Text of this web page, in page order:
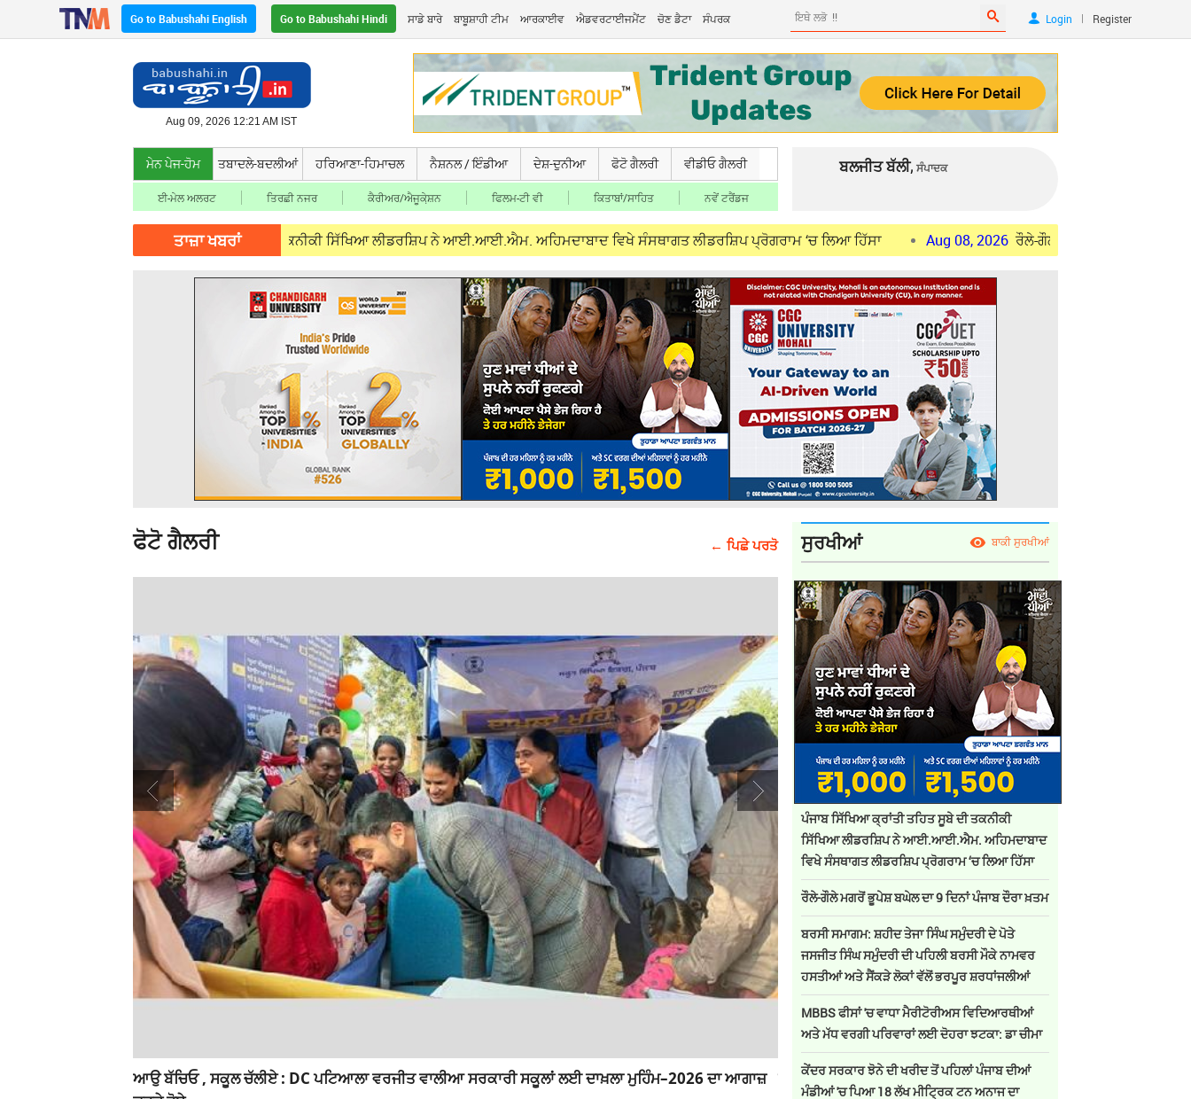
Go to Babushahi English Go to Babushahi Hindi ਸਾਡੇ ਬਾਰੇ ਬਾਬੂਸ਼ਾਹੀ ਟੀਮ ਆਰਕਾਈਵ ਐਡਵਰਟਾਈਜਮੈਂਟ ਚੋਣ ਡੈਟਾ ਸੰਪਰਕ Login | Register
Aug 09, 2026 12:21 AM IST
ਮੇਨ ਪੇਜ-ਹੋਮ ਤਬਾਦਲੇ-ਬਦਲੀਆਂ ਹਰਿਆਣਾ-ਹਿਮਾਚਲ ਨੈਸ਼ਨਲ / ਇੰਡੀਆ ਦੇਸ਼-ਦੁਨੀਆ ਫੋਟੋ ਗੈਲਰੀ ਵੀਡੀਓ ਗੈਲਰੀ
ਈ-ਮੇਲ ਅਲਰਟ ਤਿਰਛੀ ਨਜਰ ਕੈਰੀਅਰ/ਐਜੂਕੇ਼ਸ਼ਨ ਫਿਲਮ-ਟੀ ਵੀ ਕਿਤਾਬਾਂ/ਸਾਹਿਤ ਨਵੇਂ ਟਰੈਂਡਜ
ਬਲਜੀਤ ਬੱਲੀ, ਸੰਪਾਦਕ
ਤਾਜ਼ਾ ਖਬਰਾਂ
ਪੰਜਾਬ ਸਿੱਖਿਆ ਕ੍ਰਾਂਤੀ ਤਹਿਤ ਸੂਬੇ ਦੀ ਤਕਨੀਕੀ ਸਿੱਖਿਆ ਲੀਡਰਸ਼ਿਪ ਨੇ ਆਈ.ਆਈ.ਐਮ. ਅਹਿਮਦਾਬਾਦ ਵਿਖੇ ਸੰਸਥਾਗਤ ਲੀਡਰਸ਼ਿਪ ਪ੍ਰੋਗਰਾਮ ‘ਚ ਲਿਆ ਹਿੱਸਾ Aug 08, 2026 ਰੌਲੇ-ਗੌਲੇ ਮਗਰੋਂ ਭੂਪੇਸ਼ ਬਘੇਲ ਦਾ 9 ਦਿਨਾਂ ਪੰਜਾਬ
ਫੋਟੋ ਗੈਲਰੀ ← ਪਿਛੇ ਪਰਤੋ
ਆਉ ਬੱਚਿਓ , ਸਕੂਲ ਚੱਲੀਏ : DC ਪਟਿਆਲਾ ਵਰਜੀਤ ਵਾਲੀਆ ਸਰਕਾਰੀ ਸਕੂਲਾਂ ਲਈ ਦਾਖ਼ਲਾ ਮੁਹਿੰਮ–2026 ਦਾ ਆਗਾਜ਼
ਲੁਧਿਆਣਾ 'ਚ ਕਾਰੋਬਾਰੀਆਂ ਤੋਂ ਕਰੋੜਾਂ ਦੀ ਫਿਰੌਤੀ ਦੀ ਮੰਗ, ਸ਼ੋਅਰੂਮਾਂ 'ਤੇ
ਸੁਰਖੀਆਂ ਬਾਕੀ ਸੁਰਖੀਆਂ
ਪੰਜਾਬ ਸਿੱਖਿਆ ਕ੍ਰਾਂਤੀ ਤਹਿਤ ਸੂਬੇ ਦੀ ਤਕਨੀਕੀ
ਸਿੱਖਿਆ ਲੀਡਰਸ਼ਿਪ ਨੇ ਆਈ.ਆਈ.ਐਮ. ਅਹਿਮਦਾਬਾਦ
ਵਿਖੇ ਸੰਸਥਾਗਤ ਲੀਡਰਸ਼ਿਪ ਪ੍ਰੋਗਰਾਮ ‘ਚ ਲਿਆ ਹਿੱਸਾ
ਰੌਲੇ-ਗੌਲੇ ਮਗਰੋਂ ਭੂਪੇਸ਼ ਬਘੇਲ ਦਾ 9 ਦਿਨਾਂ ਪੰਜਾਬ ਦੌਰਾ ਖ਼ਤਮ
ਬਰਸੀ ਸਮਾਗਮ: ਸ਼ਹੀਦ ਤੇਜਾ ਸਿੰਘ ਸਮੁੰਦਰੀ ਦੇ ਪੋਤੇ
ਜਸਜੀਤ ਸਿੰਘ ਸਮੁੰਦਰੀ ਦੀ ਪਹਿਲੀ ਬਰਸੀ ਮੌਕੇ ਨਾਮਵਰ
ਹਸਤੀਆਂ ਅਤੇ ਸੈਂਕੜੇ ਲੋਕਾਂ ਵੱਲੋਂ ਭਰਪੂਰ ਸ਼ਰਧਾਂਜਲੀਆਂ
MBBS ਫੀਸਾਂ 'ਚ ਵਾਧਾ ਮੈਰੀਟੋਰੀਅਸ ਵਿਦਿਆਰਥੀਆਂ
ਅਤੇ ਮੱਧ ਵਰਗੀ ਪਰਿਵਾਰਾਂ ਲਈ ਦੋਹਰਾ ਝਟਕਾ: ਡਾ ਚੀਮਾ
ਕੇਂਦਰ ਸਰਕਾਰ ਝੋਨੇ ਦੀ ਖਰੀਦ ਤੋਂ ਪਹਿਲਾਂ ਪੰਜਾਬ ਦੀਆਂ
ਮੰਡੀਆਂ 'ਚ ਪਿਆ 18 ਲੱਖ ਮੀਟ੍ਰਿਕ ਟਨ ਅਨਾਜ ਦਾ